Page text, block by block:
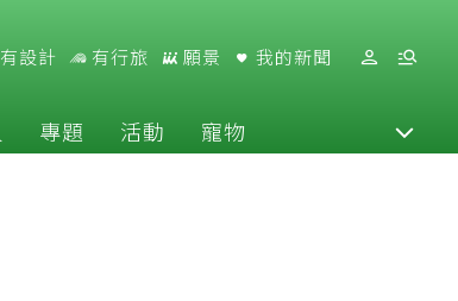
有設計 有行旅 願景 我的新聞
專題 活動 寵物